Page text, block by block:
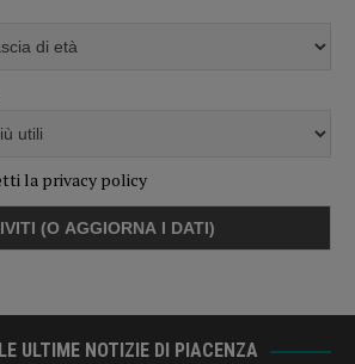
la privacy policy
ULTIME NOTIZIE DI PIACENZA